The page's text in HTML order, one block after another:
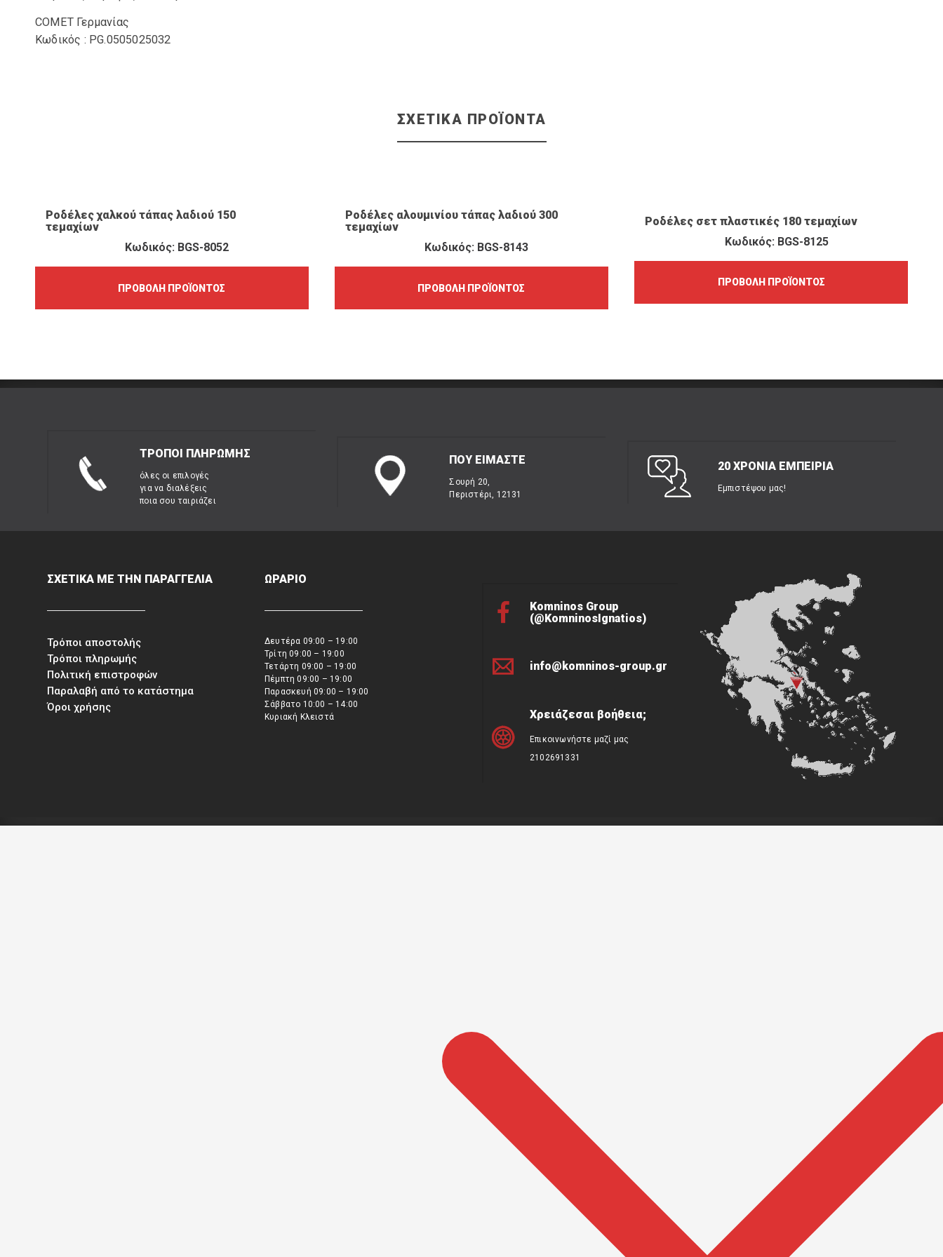
COMET Γερμανίας
Κωδικός : PG.0505025032
ΣΧΕΤΙΚΆ ΠΡΟΪΌΝΤΑ
Ροδέλες χαλκού τάπας λαδιού 150
τεμαχίων
Κωδικός: BGS-8052
ΠΡΟΒΟΛΉ ΠΡΟΪΌΝΤΟΣ
Ροδέλες αλουμινίου τάπας λαδιού 300
τεμαχίων
Κωδικός: BGS-8143
ΠΡΟΒΟΛΉ ΠΡΟΪΌΝΤΟΣ
Ροδέλες σετ πλαστικές 180 τεμαχίων
Κωδικός: BGS-8125
ΠΡΟΒΟΛΉ ΠΡΟΪΌΝΤΟΣ
ΤΡΟΠΟΙ ΠΛΗΡΩΜΗΣ
όλες οι επιλογές
για να διαλέξεις
ποια σου ταιριάζει
ΠΟΥ ΕΙΜΑΣΤΕ
Σουρή 20,
Περιστέρι, 12131
20 ΧΡΟΝΙΑ ΕΜΠΕΙΡΙΑ
Εμπιστέψου μας!
ΣΧΕΤΙΚΑ ΜΕ ΤΗΝ ΠΑΡΑΓΓΕΛΙΑ
Τρόποι αποστολής
Τρόποι πληρωμής
Πολιτική επιστροφών
Παραλαβή από το κατάστημα
Όροι χρήσης
ΩΡΑΡΙΟ
Δευτέρα 09:00 – 19:00
Τρίτη 09:00 – 19:00
Τετάρτη 09:00 – 19:00
Πέμπτη 09:00 – 19:00
Παρασκευή 09:00 – 19:00
Σάββατο 10:00 – 14:00
Κυριακή Κλειστά
Komninos Group
(@KomninosIgnatios)
info@komninos-group.gr
Χρειάζεσαι βοήθεια;
Επικοινωνήστε μαζί μας
2102691331